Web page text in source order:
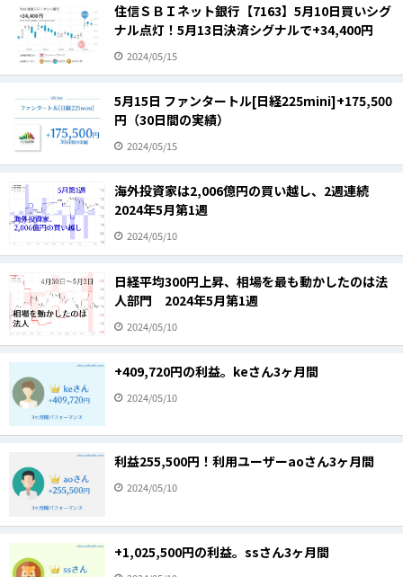
住信ＳＢＩネット銀行【7163】5月10日買いシグ
ナル点灯！5月13日決済シグナルで+34,400円
2024/05/15
5月15日 ファンタートル[日経225mini]+175,500
円（30日間の実績）
2024/05/15
海外投資家は2,006億円の買い越し、2週連続
2024年5月第1週
2024/05/10
日経平均300円上昇、相場を最も動かしたのは法
人部門 2024年5月第1週
2024/05/10
+409,720円の利益。keさん3ヶ月間
2024/05/10
利益255,500円！利用ユーザーaoさん3ヶ月間
2024/05/10
+1,025,500円の利益。ssさん3ヶ月間